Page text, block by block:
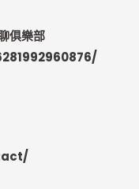
俱樂部